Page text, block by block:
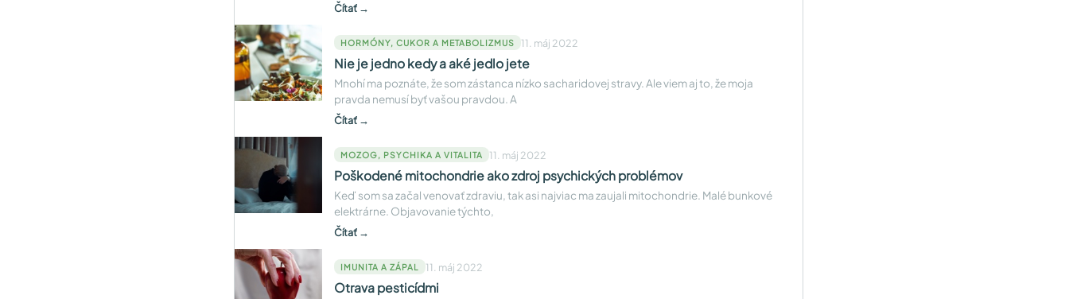
Čítať →
HORMÓNY, CUKOR A METABOLIZMUS 11. máj 2022
Nie je jedno kedy a aké jedlo jete
Mnohí ma poznáte, že som zástanca nízko sacharidovej stravy. Ale viem aj to, že moja
pravda nemusí byť vašou pravdou. A
Čítať →
MOZOG, PSYCHIKA A VITALITA 11. máj 2022
Poškodené mitochondrie ako zdroj psychických problémov
Keď som sa začal venovať zdraviu, tak asi najviac ma zaujali mitochondrie. Malé bunkové
elektrárne. Objavovanie týchto,
Čítať →
IMUNITA A ZÁPAL 11. máj 2022
Otrava pesticídmi